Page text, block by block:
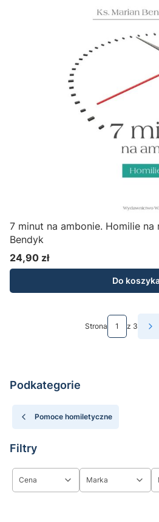
7 minut na ambonie. Homilie na
Bendyk
Cena
24,90 zł
Do
Strona z 3
Podkategorie
Pomoce homiletyczne
Filtry
Cena Marka